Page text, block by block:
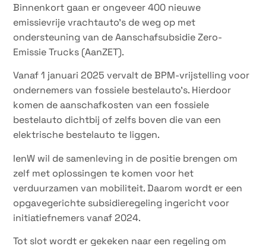
Binnenkort gaan er ongeveer 400 nieuwe
emissievrije vrachtauto’s de weg op met
ondersteuning van de Aanschafsubsidie Zero-
Emissie Trucks (AanZET).
Vanaf 1 januari 2025 vervalt de BPM-vrijstelling voor
ondernemers van fossiele bestelauto’s. Hierdoor
komen de aanschafkosten van een fossiele
bestelauto dichtbij of zelfs boven die van een
elektrische bestelauto te liggen.
IenW wil de samenleving in de positie brengen om
zelf met oplossingen te komen voor het
verduurzamen van mobiliteit. Daarom wordt er een
opgavegerichte subsidieregeling ingericht voor
initiatiefnemers vanaf 2024.
Tot slot wordt er gekeken naar een regeling om